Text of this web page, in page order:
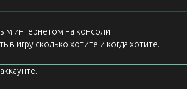
интернетом на консоли.
в игру сколько хотите и когда хотите.